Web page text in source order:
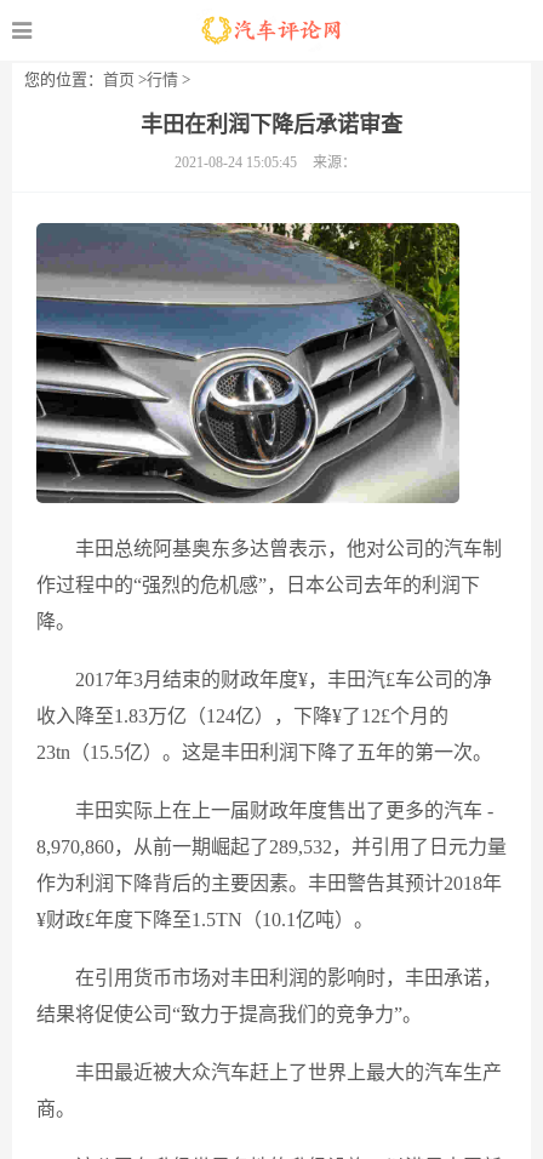
您的位置： 首页 >行情 >
丰田在利润下降后承诺审查
2021-08-24 15:05:45 来源：
丰田总统阿基奥东多达曾表示，他对公司的汽车制
作过程中的“强烈的危机感”，日本公司去年的利润下
降。
2017年3月结束的财政年度¥，丰田汽£车公司的净
收入降至1.83万亿（124亿），下降¥了12£个月的
23tn（15.5亿）。这是丰田利润下降了五年的第一次。
丰田实际上在上一届财政年度售出了更多的汽车 -
8,970,860，从前一期崛起了289,532，并引用了日元力量
作为利润下降背后的主要因素。丰田警告其预计2018年
¥财政£年度下降至1.5TN（10.1亿吨）。
在引用货币市场对丰田利润的影响时，丰田承诺，
结果将促使公司“致力于提高我们的竞争力”。
丰田最近被大众汽车赶上了世界上最大的汽车生产
商。